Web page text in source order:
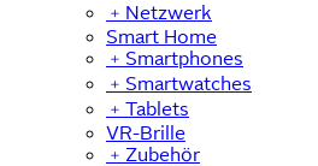
﹢ Netzwerk
Smart Home
﹢ Smartphones
﹢ Smartwatches
﹢ Tablets
VR-Brille
﹢ Zubehör